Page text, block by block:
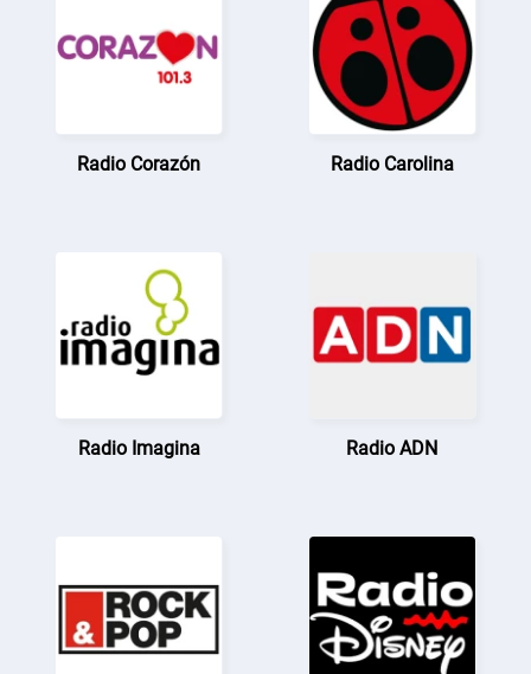
Radio Corazón Radio Carolina
Radio Imagina Radio ADN